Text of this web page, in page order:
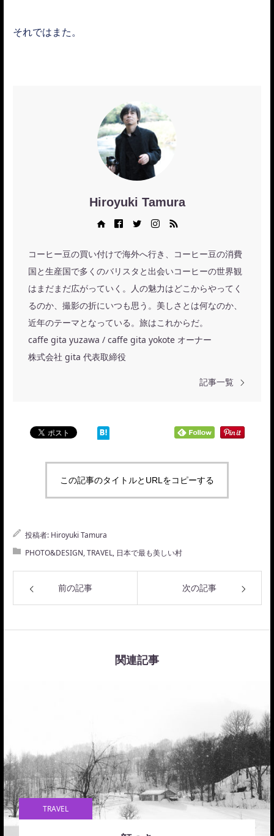
それではまた。
Hiroyuki Tamura
Instagram RSS
コーヒー豆の買い付けで海外へ行き、コーヒー豆の消費
国と生産国で多くのバリスタと出会いコーヒーの世界観
はまだまだ広がっていく。人の魅力はどこからやってく
るのか、撮影の折にいつも思う。美しさとは何なのか、
近年のテーマとなっている。旅はこれからだ。
caffe gita yuzawa / caffe gita yokote オーナー
株式会社 gita 代表取締役
記事一覧
この記事のタイトルとURLをコピーする
投稿者: Hiroyuki Tamura
PHOTO&DESIGN,TRAVEL, 日本で最も美しい村
前の記事 次の記事
関連記事
TRAVEL